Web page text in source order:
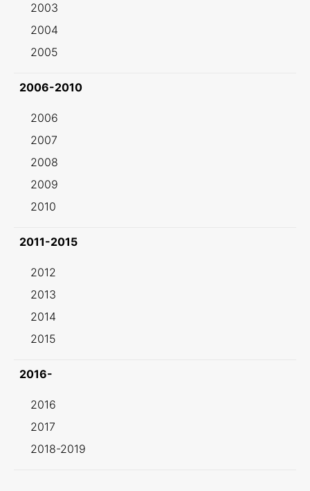
2003
2004
2005
2006-2010
2006
2007
2008
2009
2010
2011-2015
2012
2013
2014
2015
2016-
2016
2017
2018-2019